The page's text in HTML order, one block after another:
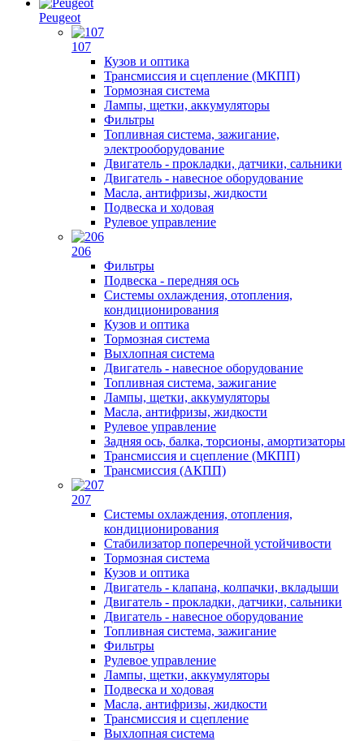
Peugeot
107
Кузов и оптика
Трансмиссия и сцепление (МКПП)
Тормозная система
Лампы, щетки, аккумуляторы
Фильтры
Топливная система, зажигание,
электрооборудование
Двигатель - прокладки, датчики, сальники
Двигатель - навесное оборудование
Масла, антифризы, жидкости
Подвеска и ходовая
Рулевое управление
206
Фильтры
Подвеска - передняя ось
Системы охлаждения, отопления,
кондиционирования
Кузов и оптика
Тормозная система
Выхлопная система
Двигатель - навесное оборудование
Топливная система, зажигание
Лампы, щетки, аккумуляторы
Масла, антифризы, жидкости
Рулевое управление
Задняя ось, балка, торсионы, амортизаторы
Трансмиссия и сцепление (МКПП)
Трансмиссия (АКПП)
207
Системы охлаждения, отопления,
кондиционирования
Стабилизатор поперечной устойчивости
Тормозная система
Кузов и оптика
Двигатель - клапана, колпачки, вкладыши
Двигатель - прокладки, датчики, сальники
Двигатель - навесное оборудование
Топливная система, зажигание
Фильтры
Рулевое управление
Лампы, щетки, аккумуляторы
Подвеска и ходовая
Масла, антифризы, жидкости
Трансмиссия и сцепление
Выхлопная система